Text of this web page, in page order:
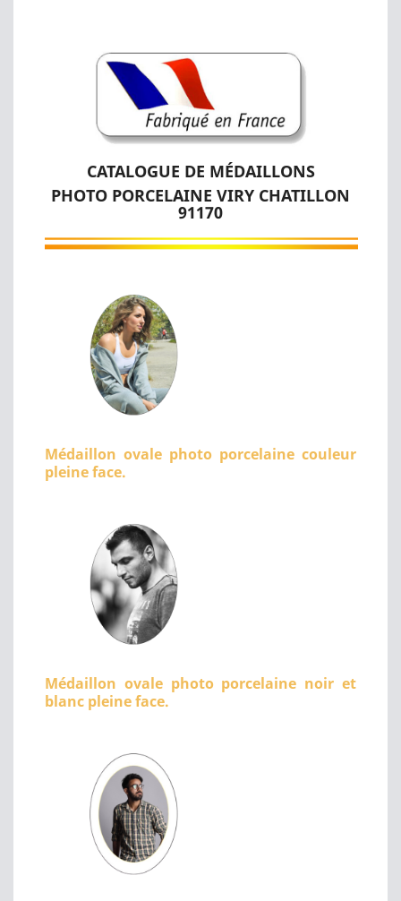
CATALOGUE DE MÉDAILLONS
PHOTO PORCELAINE VIRY CHATILLON
91170
Médaillon ovale photo porcelaine couleur
pleine face.
Médaillon ovale photo porcelaine noir et
blanc pleine face.